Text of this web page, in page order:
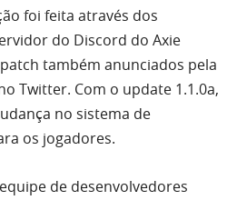
foi feita através dos
do Discord do Axie
também anunciados pela
Twitter. Com o update 1.1.0a,
no sistema de
os jogadores.
de desenvolvedores